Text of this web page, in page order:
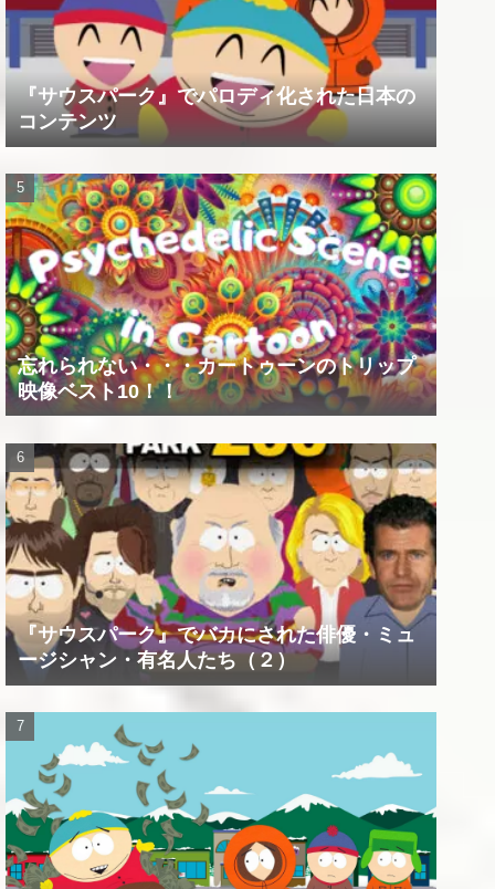
『サウスパーク』でパロディ化された日本の
コンテンツ
忘れられない・・・カートゥーンのトリップ
映像ベスト10！！
『サウスパーク』でバカにされた俳優・ミュ
ージシャン・有名人たち（２）